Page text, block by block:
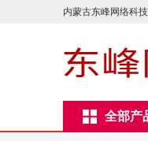
内蒙古东峰网络科
全部产